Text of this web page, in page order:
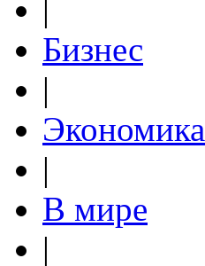
|
Бизнес
|
Экономика
|
В мире
|